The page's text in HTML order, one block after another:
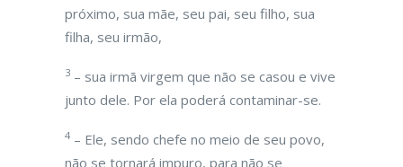
próximo, sua mãe, seu pai, seu filho, sua
filha, seu irmão,
3 – sua irmã virgem que não se casou e vive
junto dele. Por ela poderá contaminar-se.
4 – Ele, sendo chefe no meio de seu povo,
não se tornará impuro, para não se